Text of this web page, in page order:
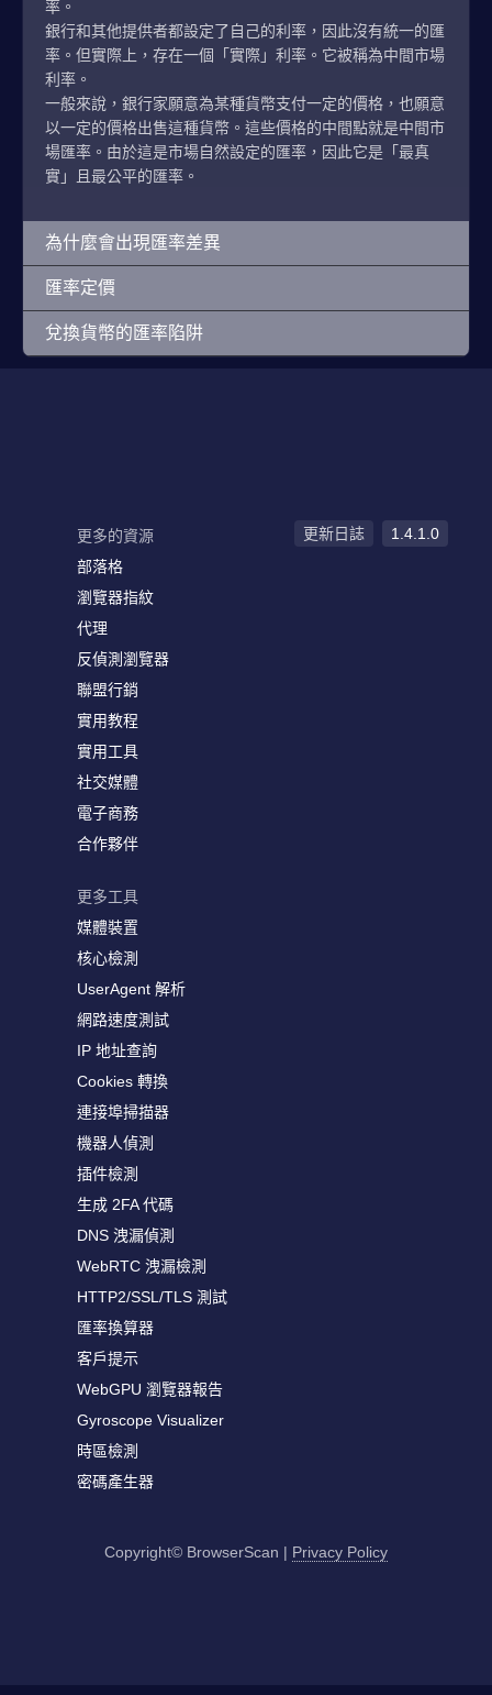
率。
銀行和其他提供者都設定了自己的利率，因此沒有統一的匯
率。但實際上，存在一個「實際」利率。它被稱為中間市場
利率。
一般來說，銀行家願意為某種貨幣支付一定的價格，也願意
以一定的價格出售這種貨幣。這些價格的中間點就是中間市
場匯率。由於這是市場自然設定的匯率，因此它是「最真
實」且最公平的匯率。
為什麼會出現匯率差異
匯率定價
兌換貨幣的匯率陷阱
更多的資源
部落格
瀏覽器指紋
代理
反偵測瀏覽器
聯盟行銷
實用教程
實用工具
社交媒體
電子商務
合作夥伴
更多工具
媒體裝置
核心檢測
UserAgent 解析
網路速度測試
IP 地址查詢
Cookies 轉換
連接埠掃描器
機器人偵測
插件檢測
生成 2FA 代碼
DNS 洩漏偵測
WebRTC 洩漏檢測
HTTP2/SSL/TLS 測試
匯率換算器
客戶提示
WebGPU 瀏覽器報告
Gyroscope Visualizer
時區檢測
密碼產生器
更新日誌 1.4.1.0
Copyright© BrowserScan | Privacy Policy